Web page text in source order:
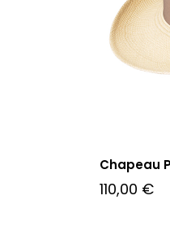
Chapeau
110,00 €